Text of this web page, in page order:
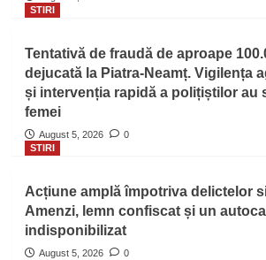
STIRI
Tentativă de fraudă de aproape
dejucată la Piatra-Neamț. Vigilența
și intervenția rapidă a polițiștilor au
femei
August 5, 2026
0
STIRI
Acțiune amplă împotriva delictelor
Amenzi, lemn confiscat și un
indisponibilizat
August 5, 2026 0